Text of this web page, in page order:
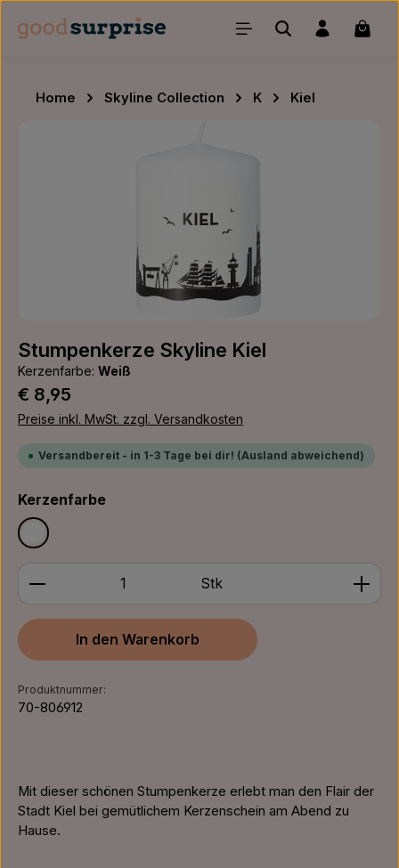
Zum Hauptinhalt springen
Home Skyline Collection K
Kiel
Stumpenkerze Skyline Kiel
Kerzenfarbe: Weiß
Regulärer Preis:
€ 8,95
Preise inkl. MwSt. zzgl. Versandkosten
Versandbereit - in 1-3 Tage bei dir! (Ausland abweichend)
Kerzenfarbeauswählen
Weiß
Produkt Anzahl: Gib den gewünschten Wert ein
Stk
In den Warenkorb
Produktnummer:
70-806912
Mit dieser schönen Stumpenkerze erlebt man den Flair der
Stadt Kiel bei gemütlichem Kerzenschein am Abend zu
Hause.